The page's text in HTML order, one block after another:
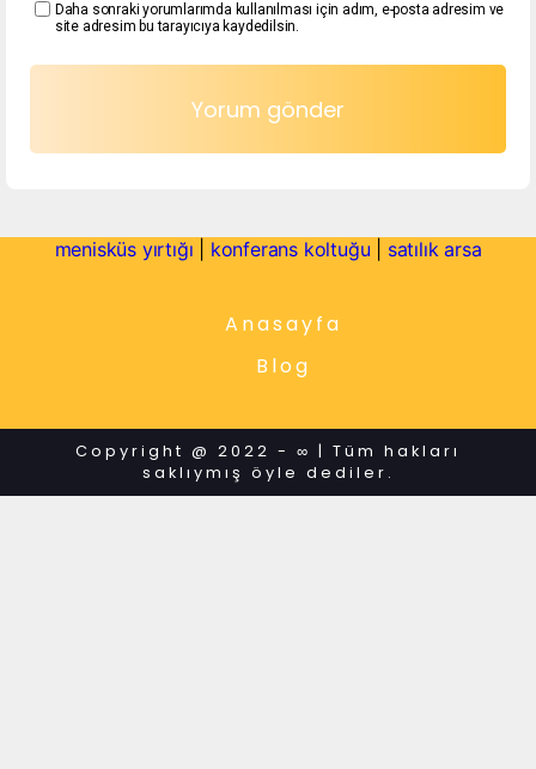
Daha sonraki yorumlarımda kullanılması için adım, e-posta adresim ve
site adresim bu tarayıcıya kaydedilsin.
menisküs yırtığı konferans koltuğu satılık arsa
Anasayfa
Blog
Copyright @ 2022 - ∞ | Tüm hakları
saklıymış öyle dediler.